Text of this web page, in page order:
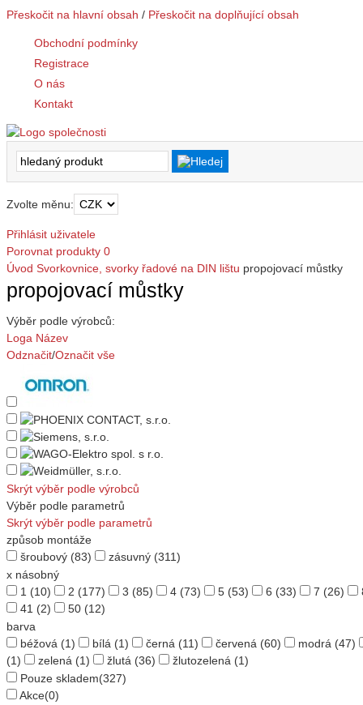
Přeskočit na hlavní obsah / Přeskočit na doplňující obsah
Obchodní podmínky
Registrace
O nás
Kontakt
Zvolte měnu:
Přihlásit uživatele
Porovnat produkty 0
Úvod Svorkovnice, svorky řadové na DIN lištu propojovací můstky
propojovací můstky
Výběr podle výrobců:
Loga Název
Odznačit/Označit vše
Skrýt výběr podle výrobců
Výběr podle parametrů
Skrýt výběr podle parametrů
způsob montáže
šroubový (83) zásuvný (311)
x násobný
1 (10) 2 (177) 3 (85) 4 (73) 5 (53) 6 (33) 7 (26)
41 (2) 50 (12)
barva
béžová (1) bílá (1) černá (11) červená (60) modrá (47)
(1)
zelená (1) žlutá (36) žlutozelená (1)
Pouze skladem(327)
Akce(0)